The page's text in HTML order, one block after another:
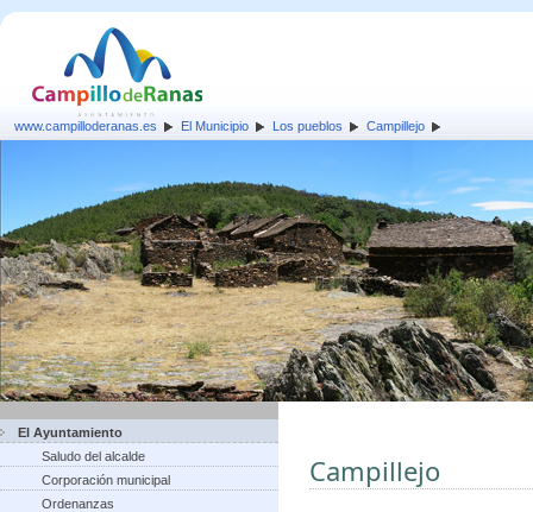
www.campilloderanas.es El Municipio Los pueblos Campillejo
El Ayuntamiento
Saludo del alcalde
Corporación municipal
Ordenanzas
Campillejo